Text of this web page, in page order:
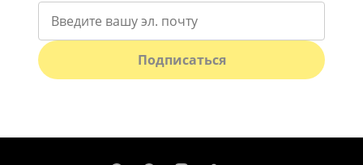
Подписаться